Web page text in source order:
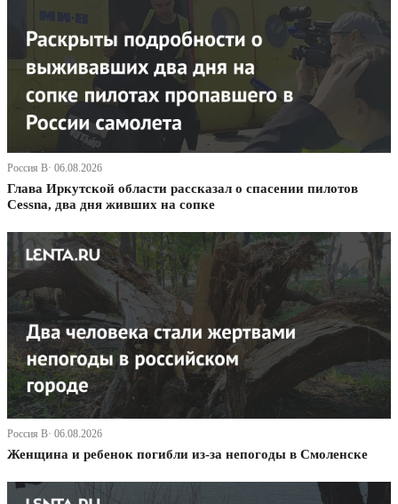
Россия В· 06.08.2026
Глава Иркутской области рассказал о спасении пилотов
Cessna, два дня живших на сопке
Россия В· 06.08.2026
Женщина и ребенок погибли из-за непогоды в Смоленске